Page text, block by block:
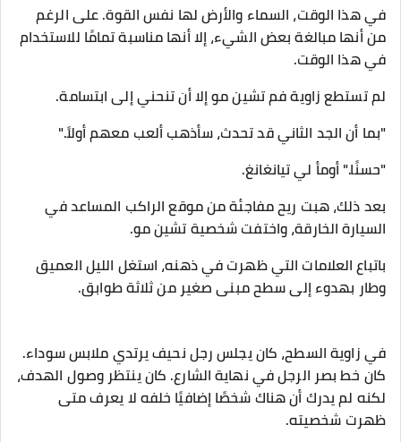
في هذا الوقت، السماء والأرض لها نفس القوة. على الرغم
من أنها مبالغة بعض الشيء، إلا أنها مناسبة تمامًا للاستخدام
في هذا الوقت.
لم تستطع زاوية فم تشين مو إلا أن تنحني إلى ابتسامة.
"بما أن الجد الثاني قد تحدث، سأذهب ألعب معهم أولاً."
"حسنًا." أومأ لي تيانغانغ.
بعد ذلك، هبت ريح مفاجئة من موقع الراكب المساعد في
السيارة الخارقة، واختفت شخصية تشين مو.
باتباع العلامات التي ظهرت في ذهنه، استغل الليل العميق
وطار بهدوء إلى سطح مبنى صغير من ثلاثة طوابق.
في زاوية السطح، كان يجلس رجل نحيف يرتدي ملابس سوداء.
كان خط بصر الرجل في نهاية الشارع. كان ينتظر وصول الهدف،
لكنه لم يدرك أن هناك شخصًا إضافيًا خلفه لا يعرف متى
ظهرت شخصيته.